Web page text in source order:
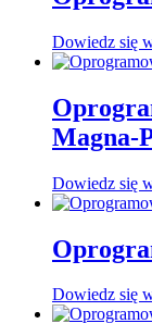
Dowiedz się
Magna-
Dowiedz się
Dowiedz się